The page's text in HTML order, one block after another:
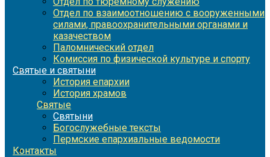
Отдел по взаимоотношению с вооруженными
силами, правоохранительными органами и
казачеством
Паломнический отдел
Комиссия по физической культуре и спорту
Святые и святыни
История епархии
История храмов
Святые
Святыни
Богослужебные тексты
Пермские епархиальные ведомости
Контакты